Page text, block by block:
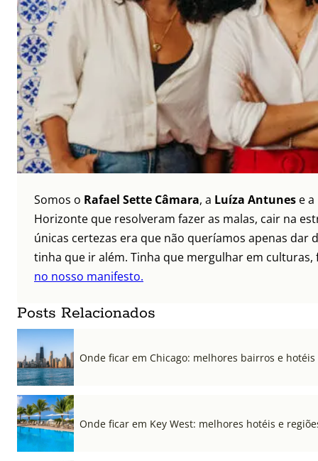
Somos o Rafael Sette Câmara, a Luíza Antunes e a
Horizonte que resolveram fazer as malas, cair na
únicas certezas era que não queríamos apenas dar
tinha que ir além. Tinha que mergulhar em
no nosso manifesto.
Posts Relacionados
Onde ficar em Chicago: melhores bairros e
Onde ficar em Key West: melhores hotéis e